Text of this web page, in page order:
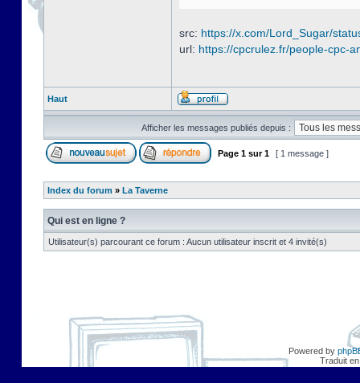
src: https://x.com/Lord_Sugar/
url: https://cpcrulez.fr/people-cpc-
Haut
Afficher les messages publiés depuis :
Page 1 sur1 [ 1 message ]
Index du forum » La Taverne
Qui est en ligne ?
Utilisateur(s) parcourant ce forum : Aucun utilisateur inscrit et 4 invité(s)
Powered by
Traduit